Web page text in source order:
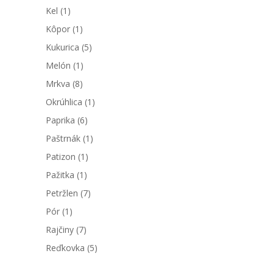
Kel (1)
Kôpor (1)
Kukurica (5)
Melón (1)
Mrkva (8)
Okrúhlica (1)
Paprika (6)
Paštrnák (1)
Patizon (1)
Pažitka (1)
Petržlen (7)
Pór (1)
Rajčiny (7)
Reďkovka (5)